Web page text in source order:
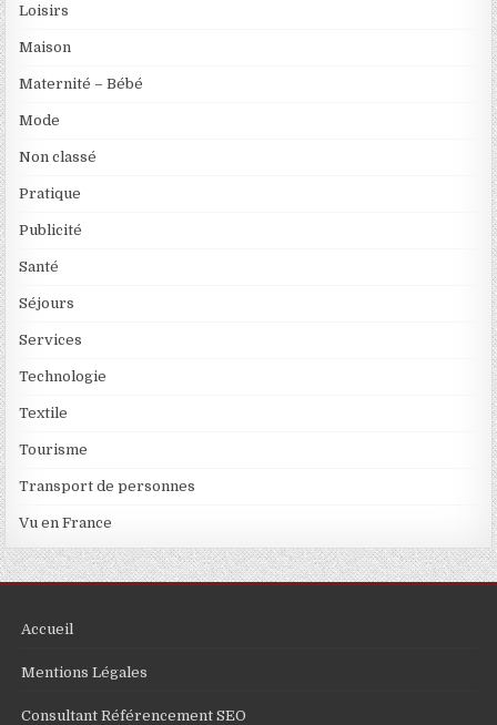
Loisirs
Maison
Maternité – Bébé
Mode
Non classé
Pratique
Publicité
Santé
Séjours
Services
Technologie
Textile
Tourisme
Transport de personnes
Vu en France
Accueil
Mentions Légales
Consultant Référencement SEO